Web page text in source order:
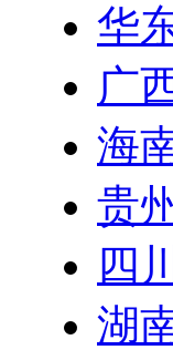
华
广
海
贵州
四川
湖